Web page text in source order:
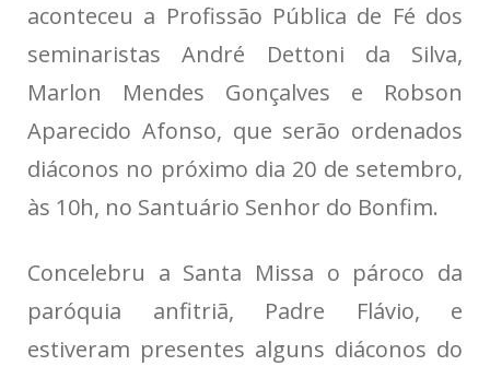
aconteceu a Profissão Pública de Fé dos
seminaristas André Dettoni da Silva,
Marlon Mendes Gonçalves e Robson
Aparecido Afonso, que serão ordenados
diáconos no próximo dia 20 de setembro,
às 10h, no Santuário Senhor do Bonfim.
Concelebru a Santa Missa o pároco da
paróquia anfitriã, Padre Flávio, e
estiveram presentes alguns diáconos do